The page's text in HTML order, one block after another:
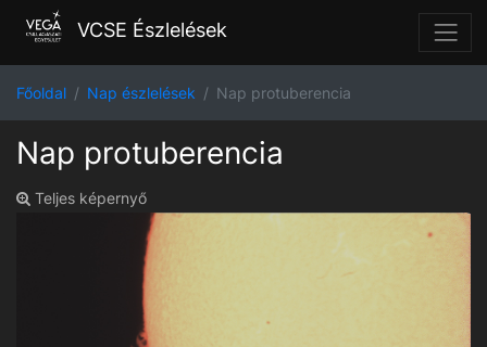
VCSE Észlelések
Főoldal Nap észlelések Nap protuberencia
Nap protuberencia
Teljes képernyő